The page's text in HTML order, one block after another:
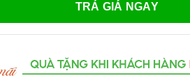
TRẢ GIÁ NGAY